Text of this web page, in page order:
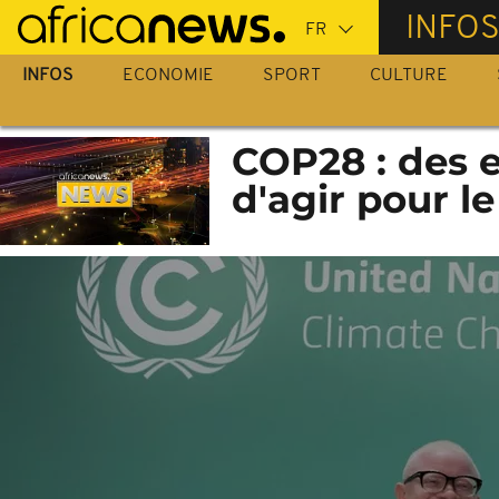
Passer
au
contenu
INFOS
INFOS ECONOMIE SPORT CULTURE
COP28 :
d'agir pour